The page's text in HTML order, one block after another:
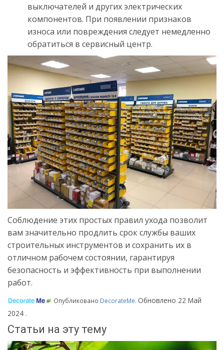
выключателей и других электрических
компонентов. При появлении признаков
износа или повреждения следует немедленно
обратиться в сервисный центр.
Соблюдение этих простых правил ухода позволит
вам значительно продлить срок службы ваших
строительных инструментов и сохранить их в
отличном рабочем состоянии, гарантируя
безопасность и эффективность при выполнении
работ.
Опубликовано DecorateMe. Обновлено 22 Май
2024 .
Статьи на эту тему